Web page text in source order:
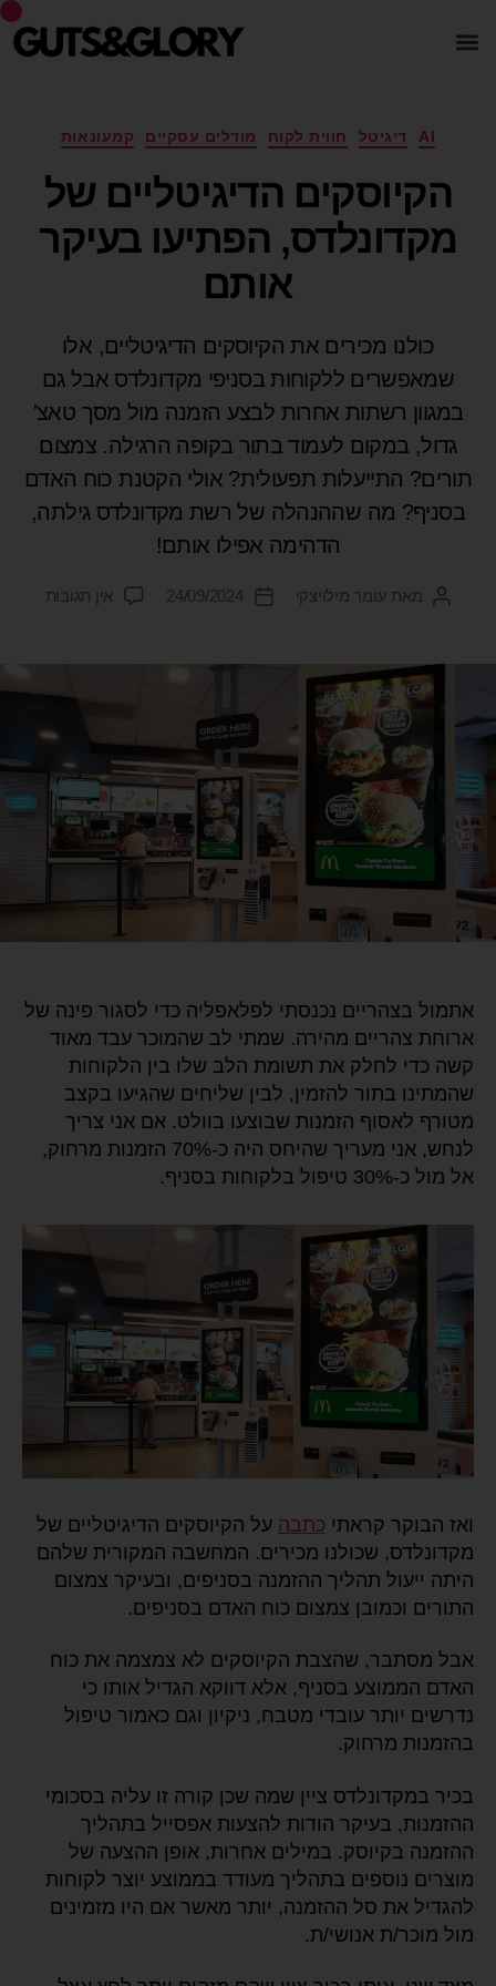
AI דיגיטל חווית לקוח מודלים עסקיים קמעונאות
הקיוסקים הדיגיטליים של
מקדונלדס, הפתיעו בעיקר
אותם
כולנו מכירים את הקיוסקים הדיגיטליים, אלו
שמאפשרים ללקוחות בסניפי מקדונלדס אבל גם
במגוון רשתות אחרות לבצע הזמנה מול מסך טאצ'
גדול, במקום לעמוד בתור בקופה הרגילה. צמצום
תורים? התייעלות תפעולית? אולי הקטנת כוח האדם
בסניף? מה שההנהלה של רשת מקדונלדס גילתה,
הדהימה אפילו אותם!
מאת עומר מילויצקי 24/09/2024 אין תגובות
אתמול בצהריים נכנסתי לפלאפליה כדי לסגור פינה של
ארוחת צהריים מהירה. שמתי לב שהמוכר עבד מאוד
קשה כדי לחלק את תשומת הלב שלו בין הלקוחות
שהמתינו בתור להזמין, לבין שליחים שהגיעו בקצב
מטורף לאסוף הזמנות שבוצעו בוולט. אם אני צריך
לנחש, אני מעריך שהיחס היה כ-70% הזמנות מרחוק,
אל מול כ-30% טיפול בלקוחות בסניף.
ואז הבוקר קראתי כתבה על הקיוסקים הדיגיטליים של
מקדונלדס, שכולנו מכירים. המחשבה המקורית שלהם
היתה ייעול תהליך ההזמנה בסניפים, ובעיקר צמצום
התורים וכמובן צמצום כוח האדם בסניפים.
אבל מסתבר, שהצבת הקיוסקים לא צמצמה את כוח
האדם הממוצע בסניף, אלא דווקא הגדיל אותו כי
נדרשים יותר עובדי מטבח, ניקיון וגם כאמור טיפול
בהזמנות מרחוק.
בכיר במקדונלדס ציין שמה שכן קורה זו עליה בסכומי
ההזמנות, בעיקר הודות להצעות אפסייל בתהליך
ההזמנה בקיוסק. במילים אחרות, אופן ההצעה של
מוצרים נוספים בתהליך מעודד בממוצע יוצר לקוחות
להגדיל את סל ההזמנה, יותר מאשר אם היו מזמינים
מול מוכר/ת אנושי/ת.